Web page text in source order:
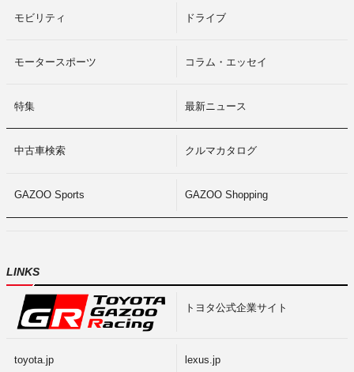
モビリティ ドライブ
モータースポーツ コラム・エッセイ
特集 最新ニュース
中古車検索 クルマカタログ
GAZOO Sports GAZOO Shopping
LINKS
トヨタ公式企業サイト
toyota.jp lexus.jp